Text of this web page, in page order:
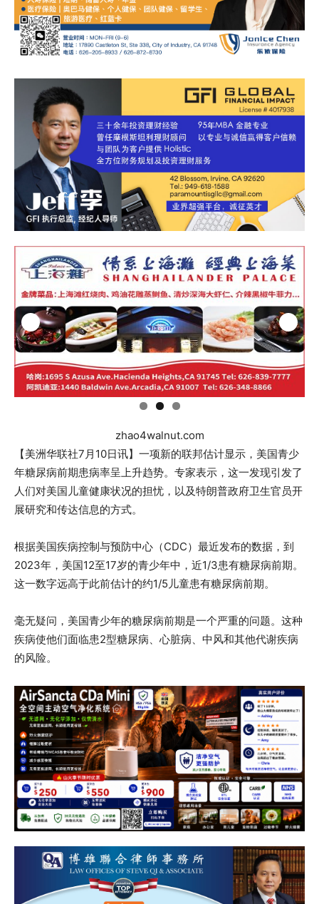
zhao4walnut.com
【美洲华联社7月10日讯】一项新的联邦估计显示，美国青少
年糖尿病前期患病率呈上升趋势。专家表示，这一发现引发了
人们对美国儿童健康状况的担忧，以及特朗普政府卫生官员开
展研究和传达信息的方式。
根据美国疾病控制与预防中心（CDC）最近发布的数据，到
2023年，美国12至17岁的青少年中，近1/3患有糖尿病前期。
这一数字远高于此前估计的约1/5儿童患有糖尿病前期。
毫无疑问，美国青少年的糖尿病前期是一个严重的问题。这种
疾病使他们面临患2型糖尿病、心脏病、中风和其他代谢疾病
的风险。